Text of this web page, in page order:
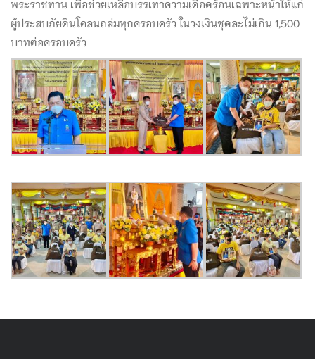
พระราชทาน เพื่อช่วยเหลือบรรเทาความเดือดร้อนเฉพาะหน้าให้แก่
ผู้ประสบภัยดินโคลนถล่มทุกครอบครัว ในวงเงินชุดละไม่เกิน 1,500
บาทต่อครอบครัว